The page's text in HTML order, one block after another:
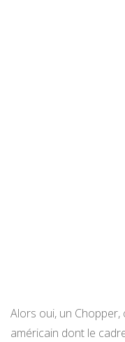
Alors oui, un Chopper,
américain dont le